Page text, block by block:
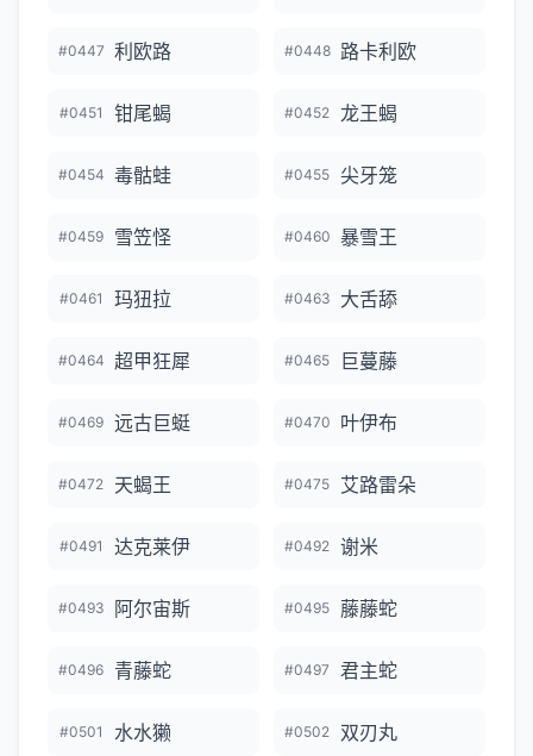
#0447 利欧路 #0448 路卡利欧
#0451 钳尾蝎 #0452 龙王蝎
#0454 毒骷蛙 #0455 尖牙笼
#0459 雪笠怪 #0460 暴雪王
#0461 玛狃拉 #0463 大舌舔
#0464 超甲狂犀 #0465 巨蔓藤
#0469 远古巨蜓 #0470 叶伊布
#0472 天蝎王 #0475 艾路雷朵
#0491 达克莱伊 #0492 谢米
#0493 阿尔宙斯 #0495 藤藤蛇
#0496 青藤蛇 #0497 君主蛇
#0501 水水獭 #0502 双刃丸